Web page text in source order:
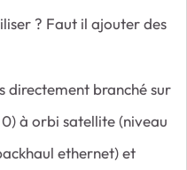
? Faut il ajouter des
directement branché sur
à orbi satellite (niveau
ethernet) et